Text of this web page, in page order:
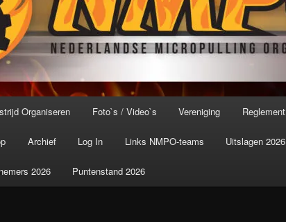
Organiseren Foto`s / Video`s Vereniging Reglement
Archief Log In Links NMPO-teams Uitslagen 2026
2026 Puntenstand 2026